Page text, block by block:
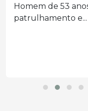
Homem de 53
patrulhamento e...